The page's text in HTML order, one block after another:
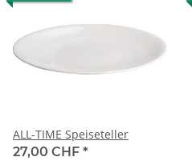
ALL-TIME Speiseteller
27,00 CHF *